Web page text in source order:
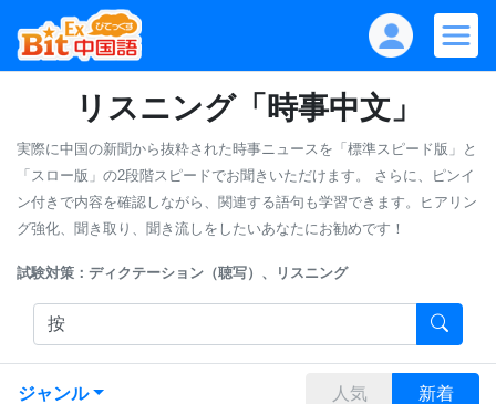
リスニング「時事中文」
実際に中国の新聞から抜粋された時事ニュースを「標準スピード版」と
「スロー版」の2段階スピードでお聞きいただけます。
さらに、ピンイ
ン付きで内容を確認しながら、関連する語句も学習できます。ヒアリン
グ強化、聞き取り、聞き流しをしたいあなたにお勧めです！
試験対策：ディクテーション（聴写）、リスニング
ジャンル 人気 新着